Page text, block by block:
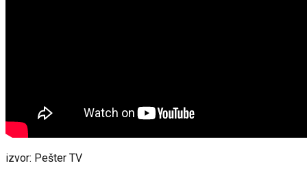
izvor: Pešter TV